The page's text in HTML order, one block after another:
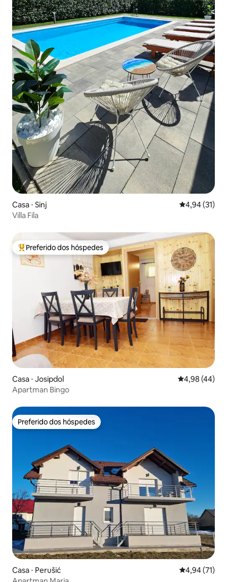
Casa ⋅ Sinj 4,94 de uma
4,94 (31)
Villa Fila
Entre os melhores preferidos dos hóspedes
Preferido dos hóspedes
Casa ⋅ Josipdol 4,98 de uma
4,98 (44)
Apartman Bingo
Preferido dos hóspedes
Preferido dos hóspedes
Casa ⋅ Perušić 4,94 de uma
4,94 (71)